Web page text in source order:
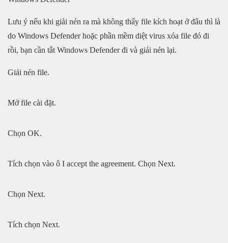
Lưu ý nếu khi giải nén ra mà không thấy file kích hoạt ở đâu thì là
do Windows Defender hoặc phần mềm diệt virus xóa file đó đi
rồi, bạn cần tắt Windows Defender đi và giải nén lại.
Giải nén file.
Mở file cài đặt.
Chọn OK.
Tích chọn vào ô I accept the agreement. Chọn Next.
Chọn Next.
Tích chọn Next.